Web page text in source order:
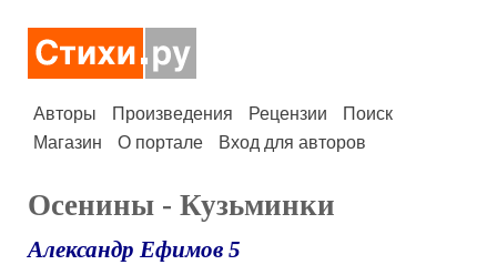
Авторы Произведения Рецензии
Поиск
Магазин
О портале Вход для авторов
Осенины - Кузьминки
Александр Ефимов 5